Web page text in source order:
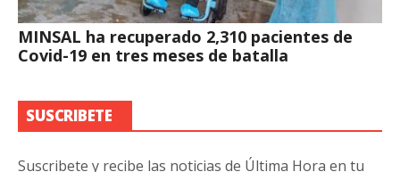
MINSAL ha recuperado 2,310 pacientes de
Covid-19 en tres meses de batalla
SUSCRIBETE
Suscribete y recibe las noticias de Última Hora en tu